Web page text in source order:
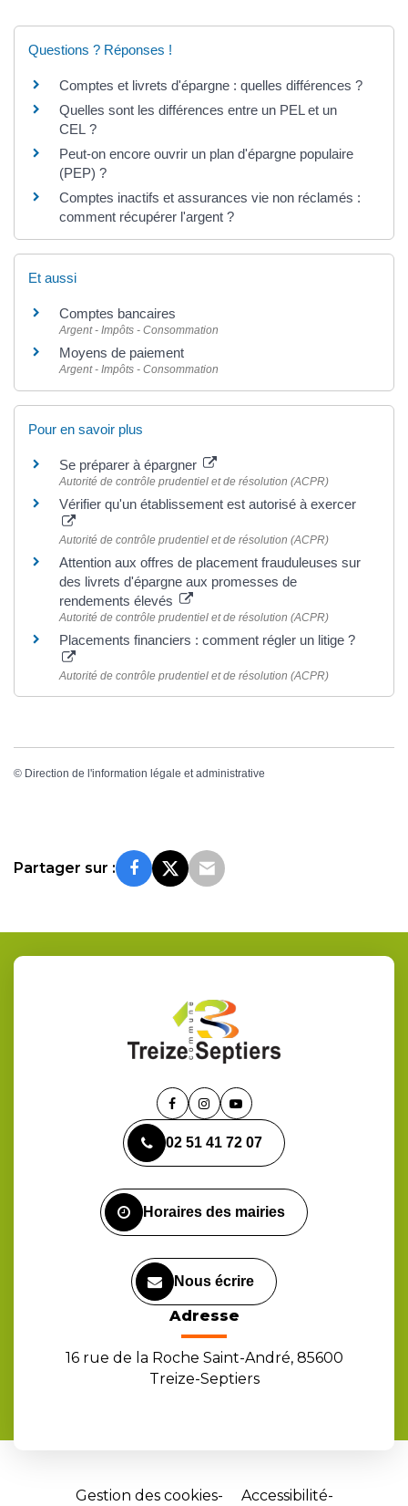
Questions ? Réponses !
Comptes et livrets d'épargne : quelles différences ?
Quelles sont les différences entre un PEL et un
CEL ?
Peut-on encore ouvrir un plan d'épargne populaire
(PEP) ?
Comptes inactifs et assurances vie non réclamés :
comment récupérer l'argent ?
Et aussi
Comptes bancaires
Argent - Impôts - Consommation
Moyens de paiement
Argent - Impôts - Consommation
Pour en savoir plus
Se préparer à épargner
Autorité de contrôle prudentiel et de résolution (ACPR)
Vérifier qu'un établissement est autorisé à exercer
Autorité de contrôle prudentiel et de résolution (ACPR)
Attention aux offres de placement frauduleuses sur
des livrets d'épargne aux promesses de
rendements élevés
Autorité de contrôle prudentiel et de résolution (ACPR)
Placements financiers : comment régler un litige ?
Autorité de contrôle prudentiel et de résolution (ACPR)
© Direction de l'information légale et administrative
Partager sur :
Lien
le
compte
Lien
le
compte
Lien
la
chaîne
02 51 41 72 07
Horaires des mairies
Nous écrire
Adresse
16 rue de la Roche Saint-André, 85600
Treize-Septiers
Gestion des cookies Accessibilité